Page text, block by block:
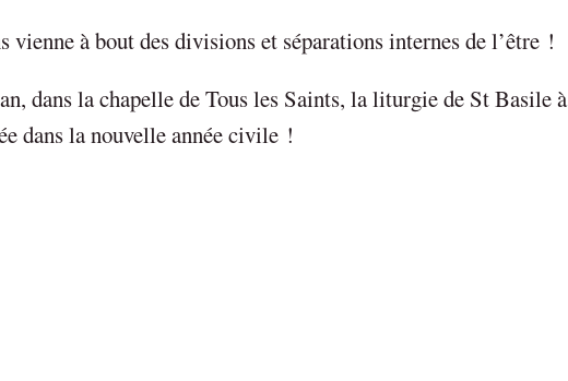
vienne à bout des divisions et séparations internes de l’être !
dans la chapelle de Tous les Saints, la liturgie de St Basile à
dans la nouvelle année civile !